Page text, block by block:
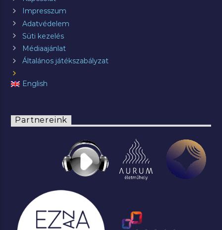
Impresszum
Adatvédelem
Süti kezelés
Médiaajánlat
Általános játékszabályzat
English
Partnereink